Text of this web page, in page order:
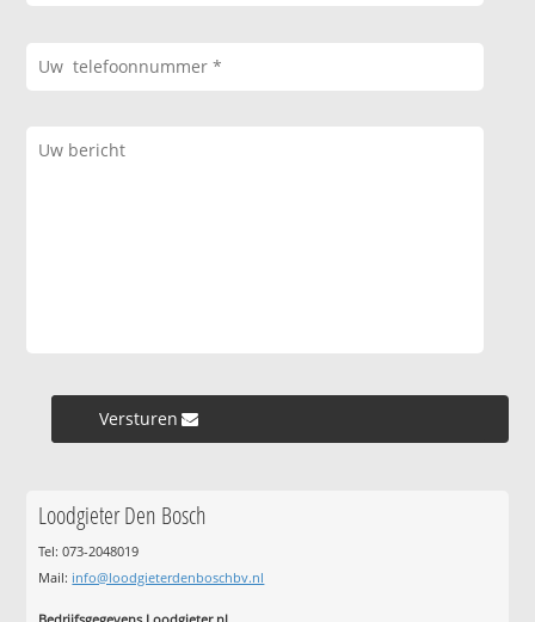
Versturen »
Loodgieter Den Bosch
Tel: 073-2048019
Mail: info@loodgieterdenboschbv.nl